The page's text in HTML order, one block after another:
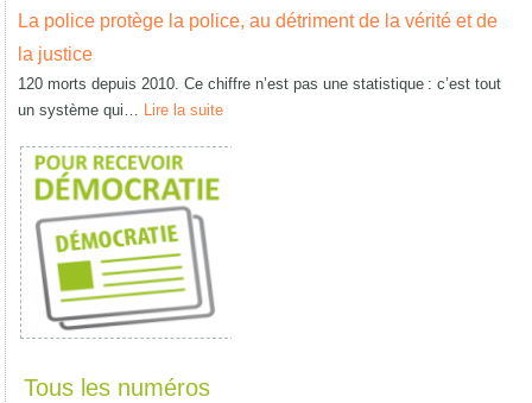
La police protège la police, au détriment de la vérité et de
la justice
120 morts depuis 2010. Ce chiffre n’est pas une statistique : c’est tout
un système qui… Lire la suite
Tous les numéros